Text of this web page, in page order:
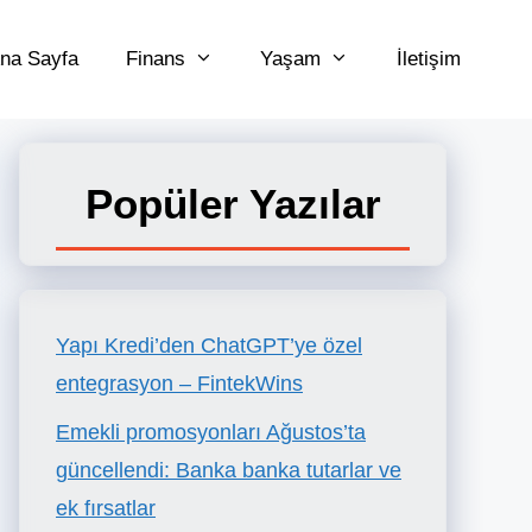
Sayfa Finans Yaşam İletişim
Popüler Yazılar
Yapı Kredi’den ChatGPT’ye özel
entegrasyon – FintekWins
Emekli promosyonları Ağustos’ta
güncellendi: Banka banka tutarlar ve
ek fırsatlar